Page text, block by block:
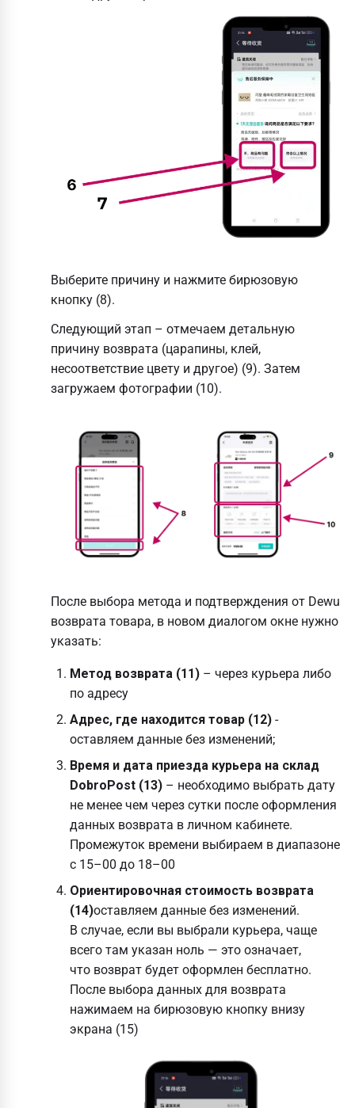
Выберите причину и нажмите бирюзовую
кнопку (8).
Следующий этап – отмечаем детальную
причину возврата (царапины, клей,
несоответствие цвету и другое) (9). Затем
загружаем фотографии (10).
После выбора метода и подтверждения от Dewu
возврата товара, в новом диалогом окне нужно
указать:
Метод возврата (11) – через курьера либо
по адресу
Адрес, где находится товар (12) -
оставляем данные без изменений;
Время и дата приезда курьера на склад
DobroPost (13) – необходимо выбрать дату
не менее чем через сутки после оформления
данных возврата в личном кабинете.
Промежуток времени выбираем в диапазоне
с 15–00 до 18–00
Ориентировочная стоимость возврата
(14)оставляем данные без изменений.
В случае, если вы выбрали курьера, чаще
всего там указан ноль — это означает,
что возврат будет оформлен бесплатно.
После выбора данных для возврата
нажимаем на бирюзовую кнопку внизу
экрана (15)